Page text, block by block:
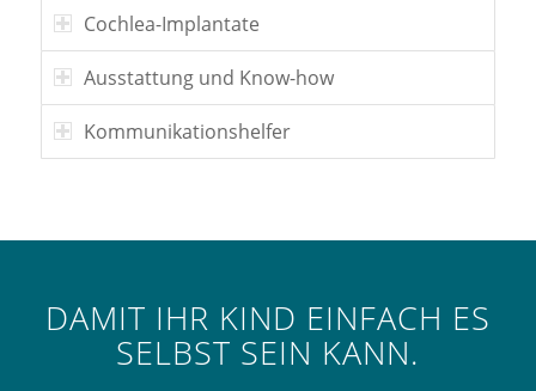
Cochlea-Implantate
Ausstattung und Know-how
Kommunikationshelfer
DAMIT IHR KIND EINFACH ES
SELBST SEIN KANN.